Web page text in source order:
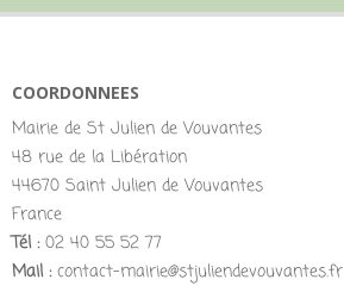
COORDONNEES
Mairie de St Julien de Vouvantes
48 rue de la Libération
44670 Saint Julien de Vouvantes
France
Tél :02 40 55 52 77
Mail :contact-mairie@stjuliendevouvantes.fr